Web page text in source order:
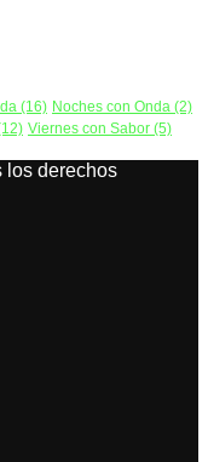
(16) Noches con Onda (2)
Viernes con Sabor (5)
los derechos